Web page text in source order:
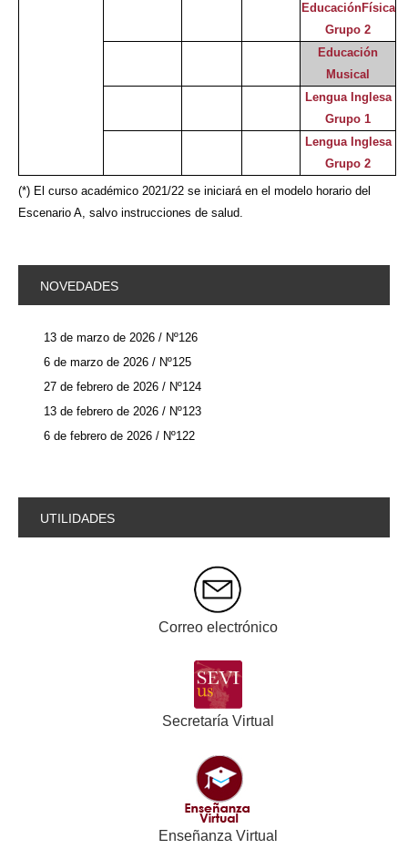
EducaciónFísica
Grupo 2
Educación
Musical
Lengua Inglesa
Grupo 1
Lengua Inglesa
Grupo 2
(*) El curso académico 2021/22 se iniciará en el modelo horario del
Escenario A, salvo instrucciones de salud.
NOVEDADES
13 de marzo de 2026 / Nº126
6 de marzo de 2026 / Nº125
27 de febrero de 2026 / Nº124
13 de febrero de 2026 / Nº123
6 de febrero de 2026 / Nº122
UTILIDADES
Correo electrónico
Secretaría Virtual
Enseñanza Virtual